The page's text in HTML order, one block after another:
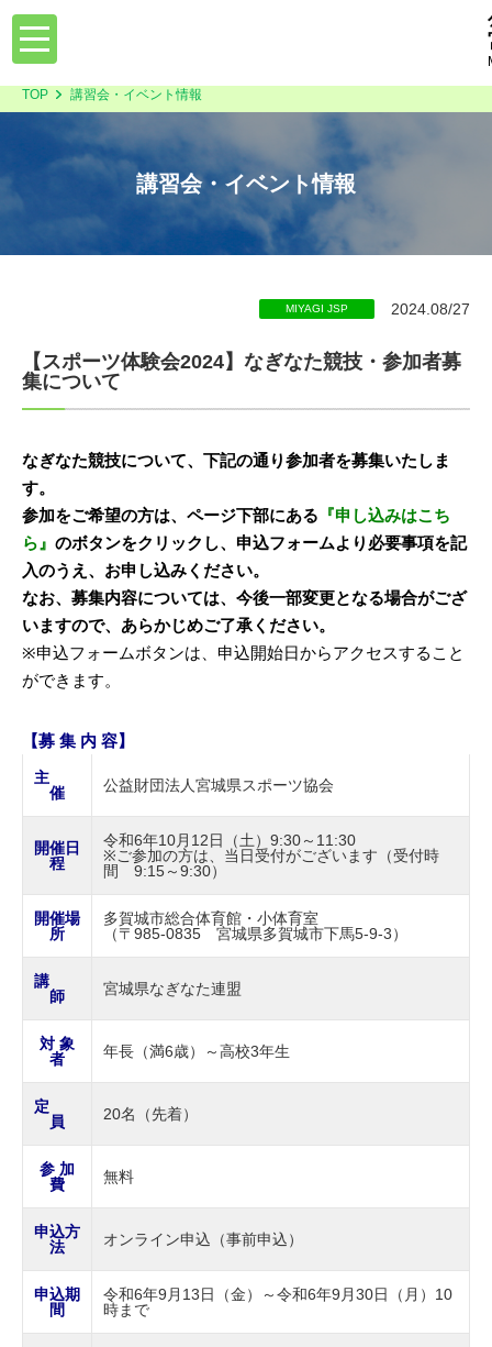
toggle
navigation
TOP 講習会・イベント情報
講習会・イベント情報
MIYAGI JSP 2024.08/27
【スポーツ体験会2024】なぎなた競技・参加者募
集について
なぎなた競技について、下記の通り参加者を募集いたしま
す。
参加をご希望の方は、ページ下部にある 『申し込みはこち
ら』 のボタンをクリックし、申込フォームより必要事項を記
入のうえ、お申し込みください。
なお、募集内容については、今後一部変更となる場合がござ
いますので、あらかじめご了承ください。
※申込フォームボタンは、申込開始日からアクセスすること
ができます。
【募 集 内 容】
主
催
公益財団法人宮城県スポーツ協会
開催日
程
令和6年10月12日（土）9:30～11:30
※ご参加の方は、当日受付がございます（受付時
間 9:15～9:30）
開催場
所
多賀城市総合体育館・小体育室
（〒985-0835 宮城県多賀城市下馬5-9-3）
講
師
宮城県なぎなた連盟
対 象
者
年長（満6歳）～高校3年生
定
員
20名（先着）
参 加
費
無料
申込方
法
オンライン申込（事前申込）
申込期
間
令和6年9月13日（金）～令和6年9月30日（月）10
時まで